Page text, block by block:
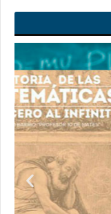
de cero
de